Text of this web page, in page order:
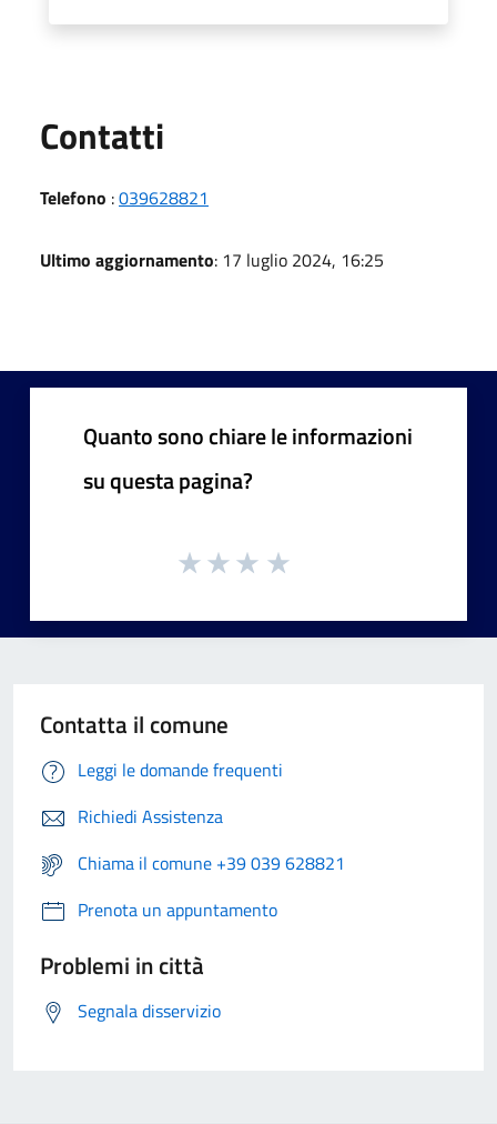
Contatti
Telefono :039628821
Ultimo aggiornamento: 17 luglio 2024, 16:25
Quanto sono chiare le informazioni
su questa pagina?
Contatta il comune
Leggi le domande frequenti
Richiedi Assistenza
Chiama il comune +39 039 628821
Prenota un appuntamento
Problemi in città
Segnala disservizio